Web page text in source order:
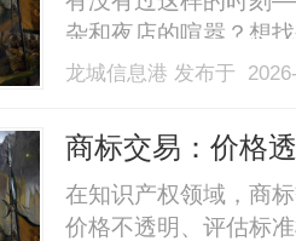
杂和夜店的喧嚣？想
高、环境不够体面？
直都在，只是你还没
龙城信息港 发布于
商标交易：价格
在知识产权领域，商
价格不透明、评估标